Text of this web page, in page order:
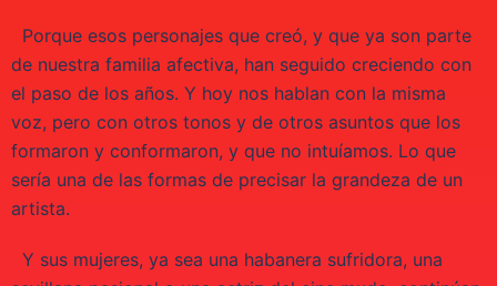
Porque esos personajes que creó, y que ya son parte
de nuestra familia afectiva, han seguido creciendo con
el paso de los años. Y hoy nos hablan con la misma
voz, pero con otros tonos y de otros asuntos que los
formaron y conformaron, y que no intuíamos. Lo que
sería una de las formas de precisar la grandeza de un
artista.
Y sus mujeres, ya sea una habanera sufridora, una